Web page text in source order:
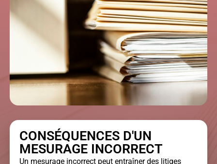
CONSÉQUENCES D'UN
MESURAGE INCORRECT
Un mesurage incorrect peut entraîner des litiges